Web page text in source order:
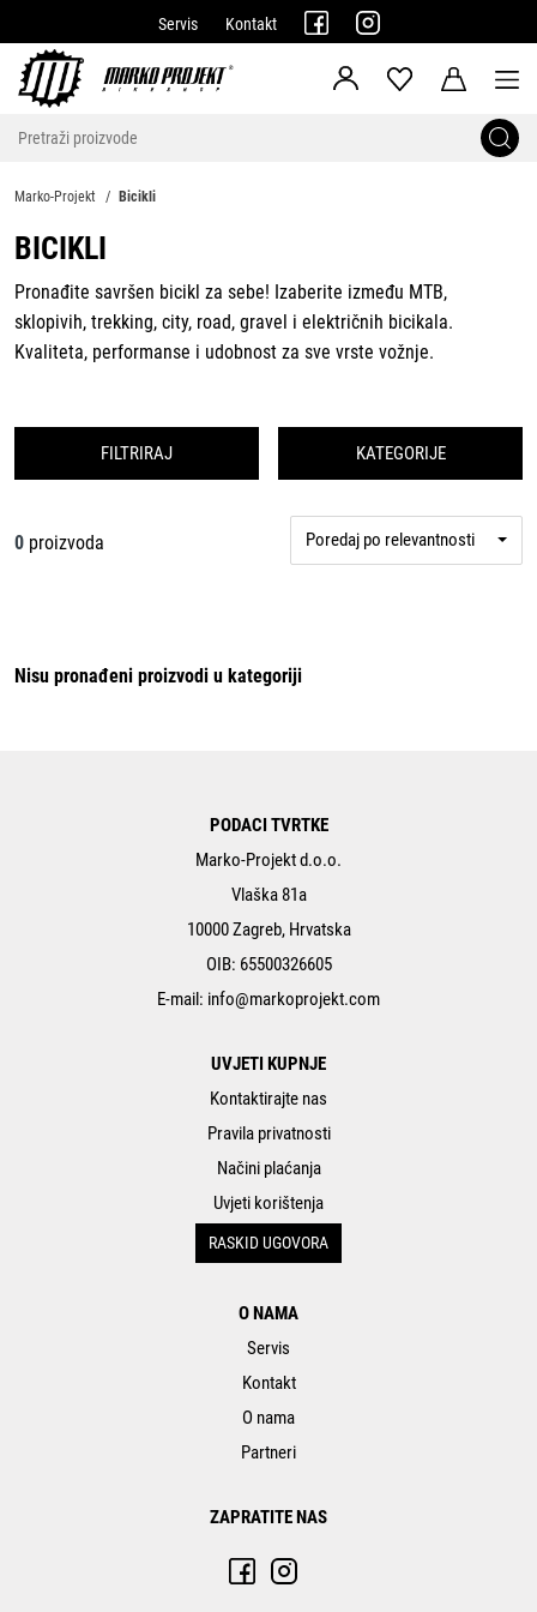
Servis Kontakt
Marko-Projekt Bicikli
BICIKLI
Pronađite savršen bicikl za sebe! Izaberite između MTB,
sklopivih, trekking, city, road, gravel i električnih bicikala.
Kvaliteta, performanse i udobnost za sve vrste vožnje.
FILTRIRAJ KATEGORIJE
0 proizvoda Poredaj po relevantnosti
Nisu pronađeni proizvodi u kategoriji
PODACI TVRTKE
Marko-Projekt d.o.o.
Vlaška 81a
10000 Zagreb, Hrvatska
OIB: 65500326605
E-mail: info@markoprojekt.com
UVJETI KUPNJE
Kontaktirajte nas
Pravila privatnosti
Načini plaćanja
Uvjeti korištenja
RASKID UGOVORA
O NAMA
Servis
Kontakt
O nama
Partneri
ZAPRATITE NAS